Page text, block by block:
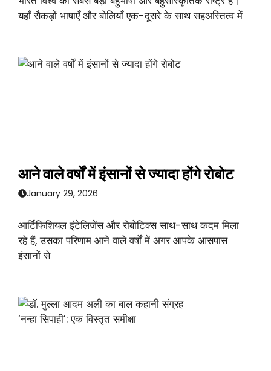
यहाँ सैकड़ों भाषाएँ और बोलियाँ एक-दूसरे के साथ सहअस्तित्व में
आने वाले वर्षों में इंसानों से ज्यादा होंगे रोबोट
January 29, 2026
आर्टिफिशियल इंटेलिजेंस और रोबोटिक्स साथ-साथ कदम मिला
रहे हैं, उसका परिणाम आने वाले वर्षों में अगर आपके आसपास
इंसानों से